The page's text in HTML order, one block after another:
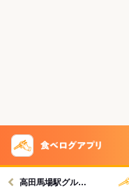
高田馬場駅グルメへ